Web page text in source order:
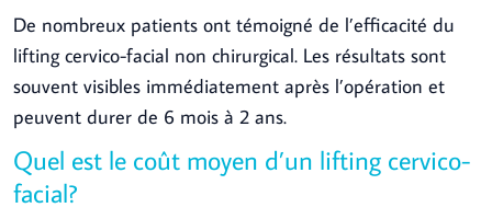
De nombreux patients ont témoigné de l’efficacité du
lifting cervico-facial non chirurgical. Les résultats sont
souvent visibles immédiatement après l’opération et
peuvent durer de 6 mois à 2 ans.
Quel est le coût moyen d’un lifting cervico-
facial?